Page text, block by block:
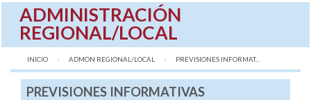
ADMINISTRACIÓN
REGIONAL/LOCAL
INICIO ADMON REGIONAL/LOCAL AQUÍ:
PREVISIONES INFORMAT...
PREVISIONES INFORMATIVAS